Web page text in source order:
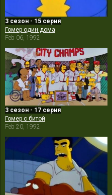
3 сезон - 15 серия
Гомер один дома
Feb 06, 1992
3 сезон - 17 серия
Гомер с битой
Feb 20, 1992